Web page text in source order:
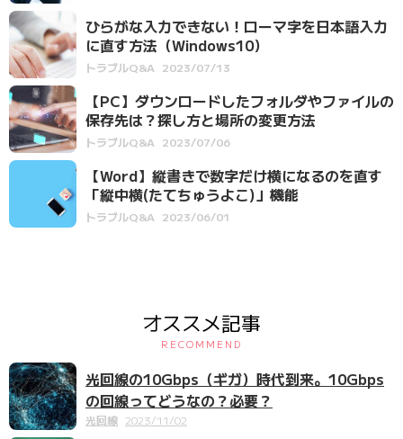
ひらがな入力できない！ローマ字を日本語入力
に直す方法（Windows10）
トラブルQ&A 2023/07/13
【PC】ダウンロードしたフォルダやファイルの
保存先は？探し方と場所の変更方法
トラブルQ&A 2023/07/06
【Word】縦書きで数字だけ横になるのを直す
「縦中横(たてちゅうよこ)」機能
トラブルQ&A 2023/06/01
オススメ記事
RECOMMEND
光回線の10Gbps（ギガ）時代到来。10Gbps
の回線ってどうなの？必要？
光回線 2023/11/02